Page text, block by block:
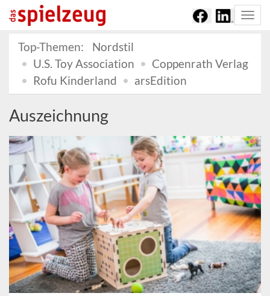
Top-Themen:
Nordstil
U.S. Toy Association
Coppenrath Verlag
Rofu Kinderland
arsEdition
Auszeichnung